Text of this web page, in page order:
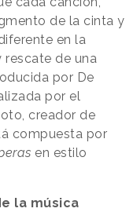
de la cinta y
en la
rescate de una
por De
por el
creador de
compuesta por
en estilo
la música